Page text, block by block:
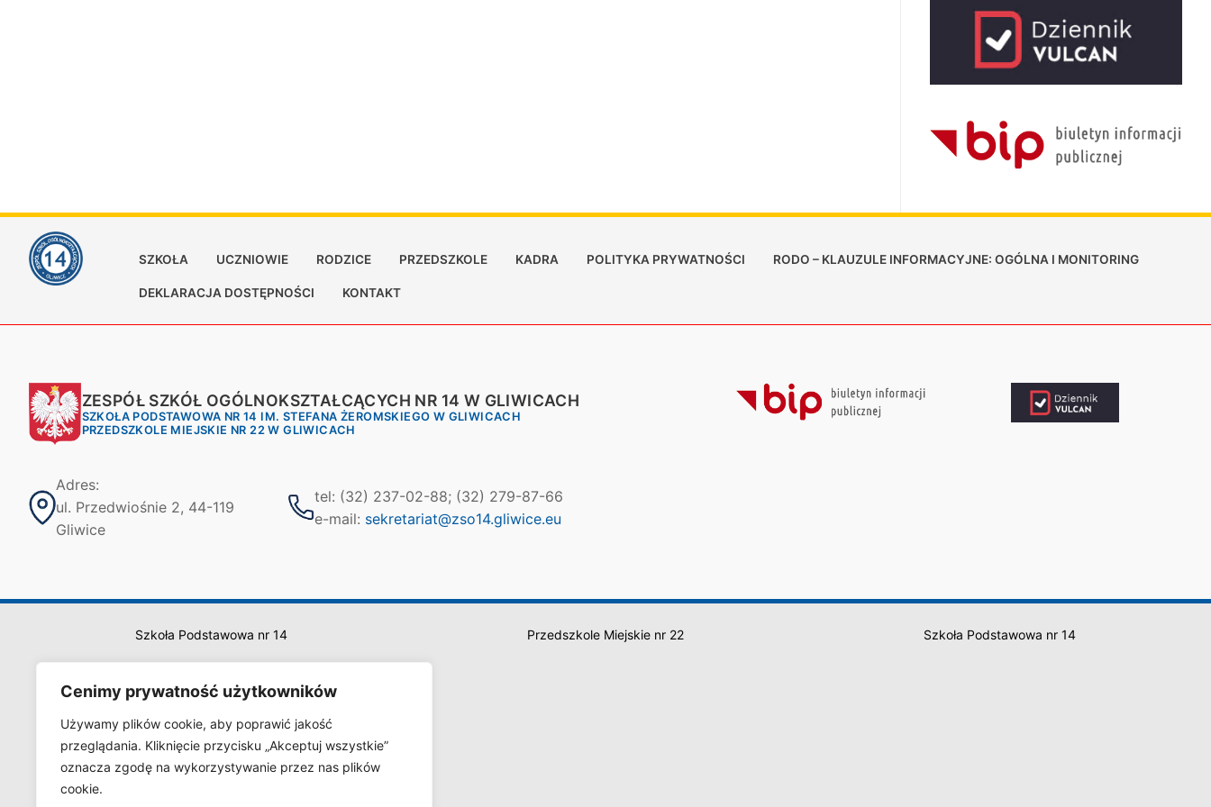
Cenimy prywatność użytkowników
Używamy plików cookie, aby poprawić jakość
przeglądania. Kliknięcie przycisku „Akceptuj wszystkie”
oznacza zgodę na wykorzystywanie przez nas plików
cookie.
SZKOŁA UCZNIOWIE RODZICE PRZEDSZKOLE KADRA POLITYKA PRYWATNOŚCI RODO – KLAUZULE INFORMACYJNE: OGÓLNA I MONITORING
DEKLARACJA DOSTĘPNOŚCI KONTAKT
ZESPÓŁ SZKÓŁ OGÓLNOKSZTAŁCĄCYCH NR 14 W GLIWICACH
SZKOŁA PODSTAWOWA NR 14 IM. STEFANA ŻEROMSKIEGO W GLIWICACH
PRZEDSZKOLE MIEJSKIE NR 22 W GLIWICACH
Adres:
ul. Przedwiośnie 2, 44-119
Gliwice
tel: (32) 237-02-88; (32) 279-87-66
e-mail: sekretariat@zso14.gliwice.eu
Szkoła Podstawowa nr 14 Przedszkole Miejskie nr 22 Szkoła Podstawowa nr 14